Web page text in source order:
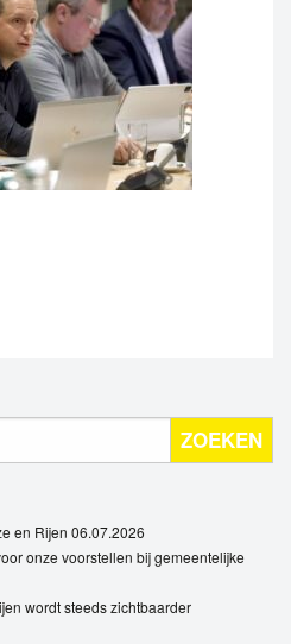
ZOEKEN
en Rijen 06.07.2026
onze voorstellen bij gemeentelijke
wordt steeds zichtbaarder